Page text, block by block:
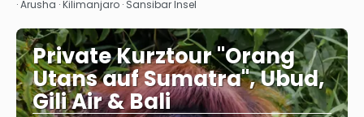
· Arusha · Kilimanjaro · Sansibar Insel
Private Kurztour "Orang
Utans auf Sumatra", Ubud,
Gili Air & Bali